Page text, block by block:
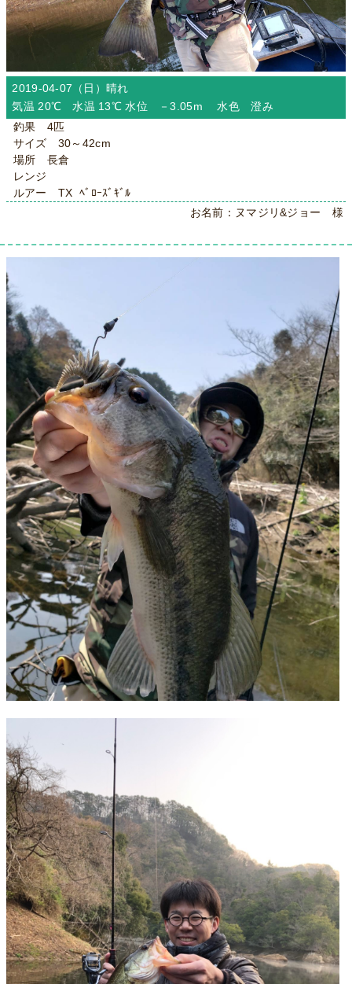
2019-04-07（日）晴れ
気温 20℃ 水温 13℃ 水位 －3.05m 水色 澄み
釣果 4匹
サイズ 30～42cm
場所 長倉
レンジ
ルアー TX ﾍﾞﾛｰｽﾞｷﾞﾙ
お名前：ヌマジリ&ジョー 様